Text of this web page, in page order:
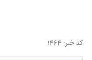
کد خبر: 1464